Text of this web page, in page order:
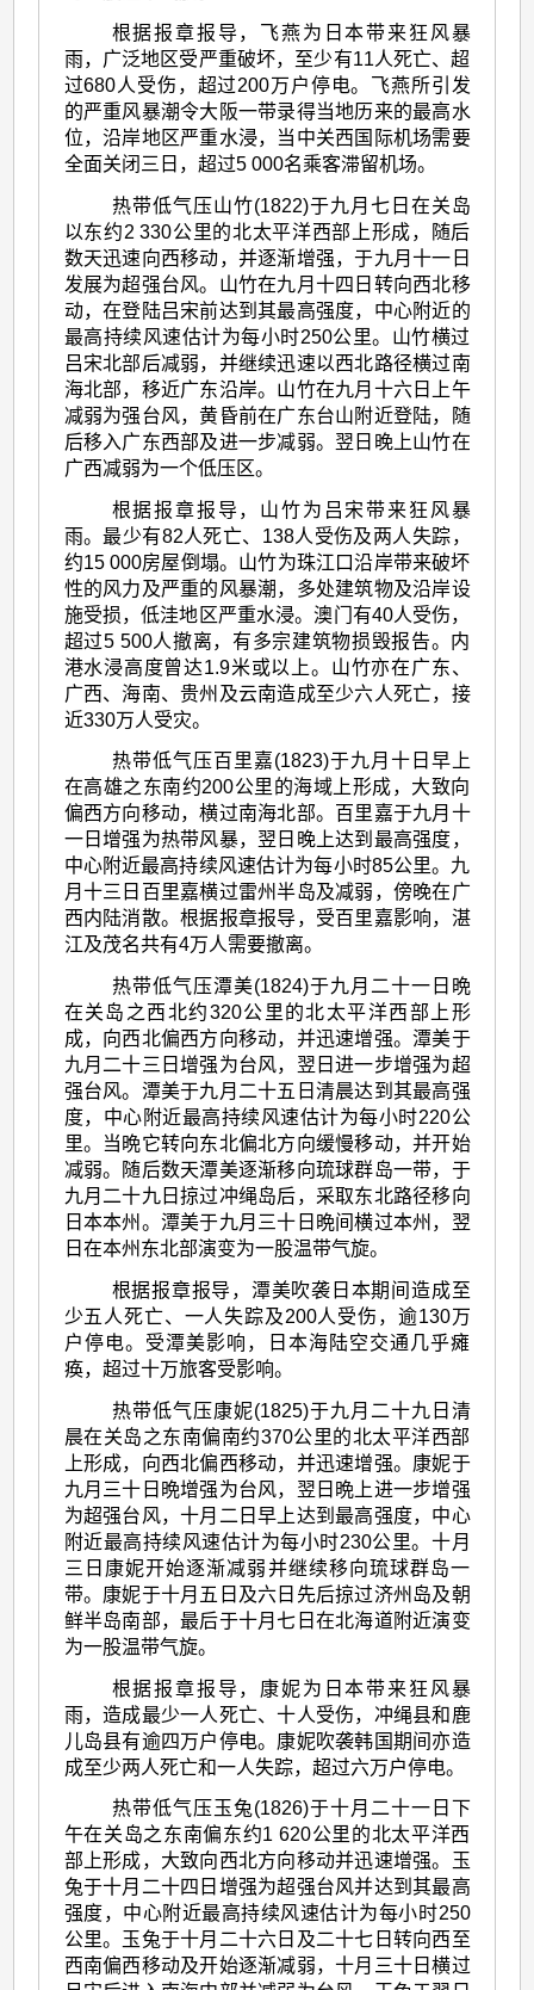
根据报章报导，飞燕为日本带来狂风暴
雨，广泛地区受严重破坏，至少有11人死亡、超
过680人受伤，超过200万户停电。飞燕所引发
的严重风暴潮令大阪一带录得当地历来的最高水
位，沿岸地区严重水浸，当中关西国际机场需要
全面关闭三日，超过5 000名乘客滞留机场。
热带低气压山竹(1822)于九月七日在关岛
以东约2 330公里的北太平洋西部上形成，随后
数天迅速向西移动，并逐渐增强，于九月十一日
发展为超强台风。山竹在九月十四日转向西北移
动，在登陆吕宋前达到其最高强度，中心附近的
最高持续风速估计为每小时250公里。山竹横过
吕宋北部后减弱，并继续迅速以西北路径横过南
海北部，移近广东沿岸。山竹在九月十六日上午
减弱为强台风，黄昏前在广东台山附近登陆，随
后移入广东西部及进一步减弱。翌日晚上山竹在
广西减弱为一个低压区。
根据报章报导，山竹为吕宋带来狂风暴
雨。最少有82人死亡、138人受伤及两人失踪，
约15 000房屋倒塌。山竹为珠江口沿岸带来破坏
性的风力及严重的风暴潮，多处建筑物及沿岸设
施受损，低洼地区严重水浸。澳门有40人受伤，
超过5 500人撤离，有多宗建筑物损毁报告。内
港水浸高度曾达1.9米或以上。山竹亦在广东、
广西、海南、贵州及云南造成至少六人死亡，接
近330万人受灾。
热带低气压百里嘉(1823)于九月十日早上
在高雄之东南约200公里的海域上形成，大致向
偏西方向移动，横过南海北部。百里嘉于九月十
一日增强为热带风暴，翌日晚上达到最高强度，
中心附近最高持续风速估计为每小时85公里。九
月十三日百里嘉横过雷州半岛及减弱，傍晚在广
西内陆消散。根据报章报导，受百里嘉影响，湛
江及茂名共有4万人需要撤离。
热带低气压潭美(1824)于九月二十一日晩
在关岛之西北约320公里的北太平洋西部上形
成，向西北偏西方向移动，并迅速增强。潭美于
九月二十三日增强为台风，翌日进一步增强为超
强台风。潭美于九月二十五日清晨达到其最高强
度，中心附近最高持续风速估计为每小时220公
里。当晩它转向东北偏北方向缓慢移动，并开始
减弱。随后数天潭美逐渐移向琉球群岛一带，于
九月二十九日掠过冲绳岛后，采取东北路径移向
日本本州。潭美于九月三十日晩间横过本州，翌
日在本州东北部演变为一股温带气旋。
根据报章报导，潭美吹袭日本期间造成至
少五人死亡、一人失踪及200人受伤，逾130万
户停电。受潭美影响，日本海陆空交通几乎瘫
痪，超过十万旅客受影响。
热带低气压康妮(1825)于九月二十九日清
晨在关岛之东南偏南约370公里的北太平洋西部
上形成，向西北偏西移动，并迅速增强。康妮于
九月三十日晩增强为台风，翌日晩上进一步增强
为超强台风，十月二日早上达到最高强度，中心
附近最高持续风速估计为每小时230公里。十月
三日康妮开始逐渐减弱并继续移向琉球群岛一
带。康妮于十月五日及六日先后掠过济州岛及朝
鲜半岛南部，最后于十月七日在北海道附近演变
为一股温带气旋。
根据报章报导，康妮为日本带来狂风暴
雨，造成最少一人死亡、十人受伤，冲绳县和鹿
儿岛县有逾四万户停电。康妮吹袭韩国期间亦造
成至少两人死亡和一人失踪，超过六万户停电。
热带低气压玉兔(1826)于十月二十一日下
午在关岛之东南偏东约1 620公里的北太平洋西
部上形成，大致向西北方向移动并迅速增强。玉
兔于十月二十四日增强为超强台风并达到其最高
强度，中心附近最高持续风速估计为每小时250
公里。玉兔于十月二十六日及二十七日转向西至
西南偏西移动及开始逐渐减弱，十月三十日横过